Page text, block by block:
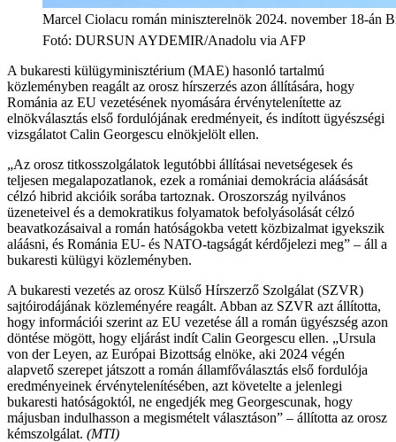
Marcel Ciolacu román miniszterelnök 2024. november 18-án
Fotó: DURSUN AYDEMIR/Anadolu via AFP
A bukaresti külügyminisztérium (MAE) hasonló tartalmú
közleményben reagált az orosz hírszerzés azon állítására, hogy
Románia az EU vezetésének nyomására érvénytelenítette az
elnökválasztás első fordulójának eredményeit, és indított ügyészségi
vizsgálatot Calin Georgescu elnökjelölt ellen.
„Az orosz titkosszolgálatok legutóbbi állításai nevetségesek és
teljesen megalapozatlanok, ezek a romániai demokrácia aláásását
célzó hibrid akcióik sorába tartoznak. Oroszország nyilvános
üzeneteivel és a demokratikus folyamatok befolyásolását célzó
beavatkozásaival a román hatóságokba vetett közbizalmat igyekszik
aláásni, és Románia EU- és NATO-tagságát kérdőjelezi meg” – áll a
bukaresti külügyi közleményben.
A bukaresti vezetés az orosz Külső Hírszerző Szolgálat (SZVR)
sajtóirodájának közleményére reagált. Abban az SZVR azt állította,
hogy információi szerint az EU vezetése áll a román ügyészség azon
döntése mögött, hogy eljárást indít Calin Georgescu ellen. „Ursula
von der Leyen, az Európai Bizottság elnöke, aki 2024 végén
alapvető szerepet játszott a román államfőválasztás első fordulója
eredményeinek érvénytelenítésében, azt követelte a jelenlegi
bukaresti hatóságoktól, ne engedjék meg Georgescunak, hogy
májusban indulhasson a megismételt választáson” – állította az orosz
kémszolgálat. (MTI)